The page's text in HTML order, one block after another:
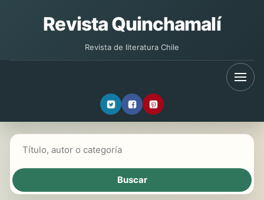
Revista Quinchamalí
Revista de literatura Chile